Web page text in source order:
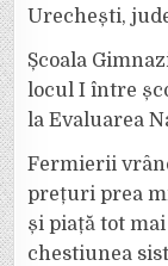
Urechești,
Școala
locul I între
la Evaluarea
Fermierii
prețuri prea
și piață tot
chestiunea